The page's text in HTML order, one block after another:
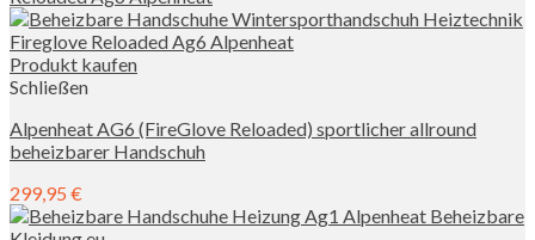
Produkt kaufen
Schließen
Alpenheat AG6 (FireGlove Reloaded) sportlicher allround
beheizbarer Handschuh
299,95 €